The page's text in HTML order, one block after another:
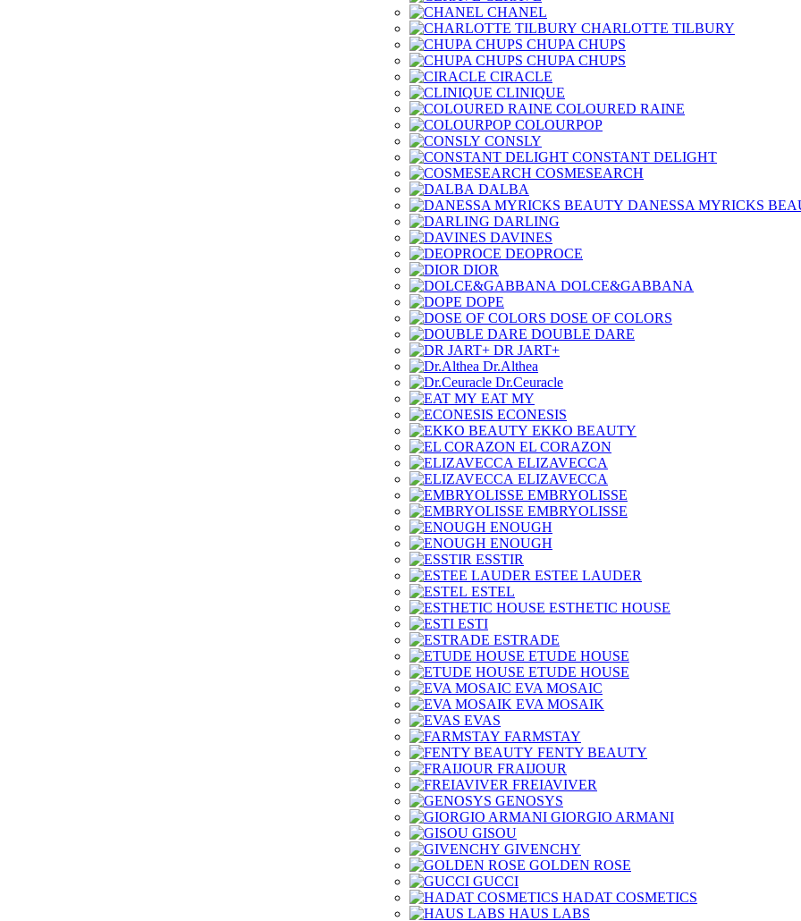
CHANEL
CHARLOTTE TILBURY
CHUPA CHUPS
CHUPA CHUPS
CIRACLE
CLINIQUE
COLOURED RAINE
COLOURPOP
CONSLY
CONSTANT DELIGHT
COSMESEARCH
DALBA
DANESSA MYRICKS
DARLING
DAVINES
DEOPROCE
DIOR
DOLCE&GABBANA
DOPE
DOSE OF COLORS
DOUBLE DARE
DR JART+
Dr.Althea
Dr.Ceuracle
EAT MY
ECONESIS
EKKO BEAUTY
EL CORAZON
ELIZAVECCA
ELIZAVECCA
EMBRYOLISSE
EMBRYOLISSE
ENOUGH
ENOUGH
ESSTIR
ESTEE LAUDER
ESTEL
ESTHETIC HOUSE
ESTI
ESTRADE
ETUDE HOUSE
ETUDE HOUSE
EVA MOSAIC
EVA MOSAIK
EVAS
FARMSTAY
FENTY BEAUTY
FRAIJOUR
FREIAVIVER
GENOSYS
GIORGIO ARMANI
GISOU
GIVENCHY
GOLDEN ROSE
GUCCI
HADAT COSMETICS
HAUS LABS